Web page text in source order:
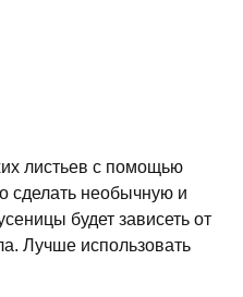
листьев с помощью
сделать необычную и
будет зависеть от
Лучше использовать